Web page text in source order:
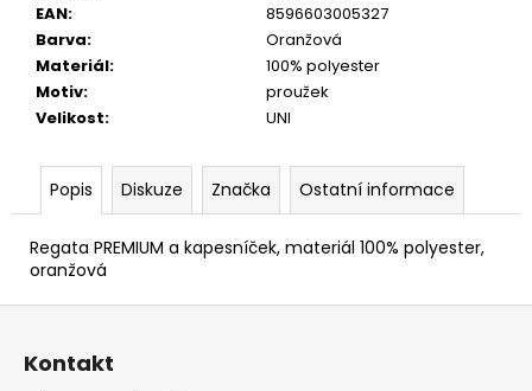
EAN:
8596603005327
Barva:
Oranžová
Materiál:
100% polyester
Motiv:
proužek
Velikost: UNI
Popis Diskuze Značka Ostatní informace
Regata PREMIUM a kapesníček, materiál 100% polyester,
oranžová
Z
Kontakt